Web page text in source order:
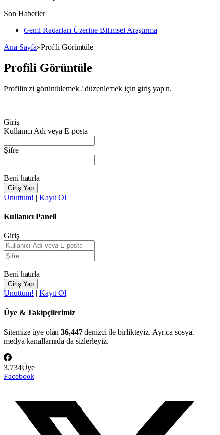
Son Haberler
Gemi Radarları Üzerine Bilimsel Araştırma
Ana Sayfa»Profili Görüntüle
Profili Görüntüle
Profilinizi görüntülemek / düzenlemek için giriş yapın.
Giriş
Kullanıcı Adı veya E-posta
Şifre
Beni hatırla
Unuttum! | Kayıt Ol
Kullanıcı Paneli
Giriş
Beni hatırla
Unuttum! | Kayıt Ol
Üye & Takipçilerimiz
Sitemize üye olan 36,447 denizci ile birlikteyiz. Ayrıca sosyal
medya kanallarında da sizlerleyiz.
3.734Üye
Facebook